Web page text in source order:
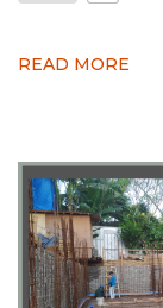
READ MORE